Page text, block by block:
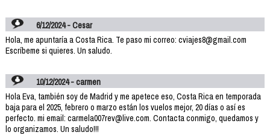
6/12/2024 - Cesar
Hola, me apuntaría a Costa Rica. Te paso mi correo: cviajes8@gmail.com
Escríbeme si quieres. Un saludo.
10/12/2024 - carmen
Hola Eva, también soy de Madrid y me apetece eso, Costa Rica en temporada
baja para el 2025, febrero o marzo están los vuelos mejor, 20 días o así es
perfecto. mi email: carmela007rev@live.com. Contacta conmigo, quedamos y
lo organizamos. Un saludo!!!